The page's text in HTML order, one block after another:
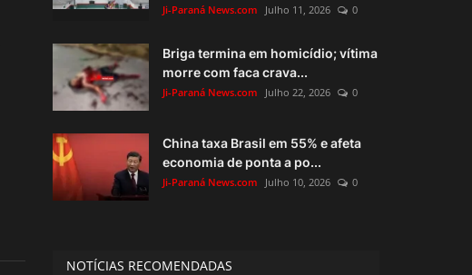
Ji-Paraná News.com Julho 11, 2026 0
Briga termina em homicídio; vítima
morre com faca crava...
Ji-Paraná News.com Julho 22, 2026 0
China taxa Brasil em 55% e afeta
economia de ponta a po...
Ji-Paraná News.com Julho 10, 2026 0
NOTÍCIAS RECOMENDADAS